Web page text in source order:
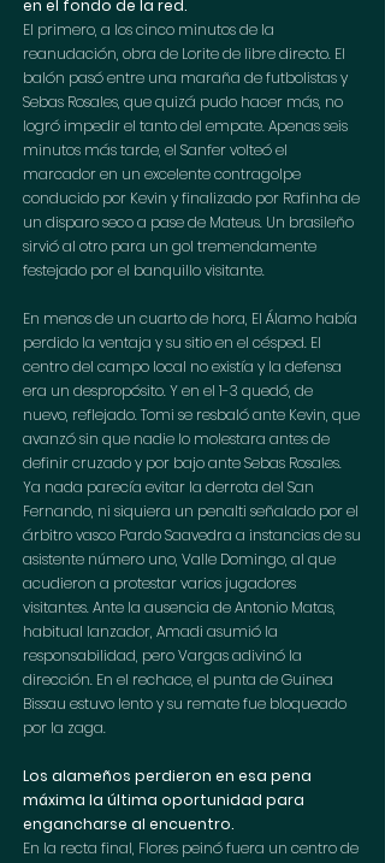
en el fondo de la red.
El primero, a los cinco minutos de la
reanudación, obra de Lorite de libre directo. El
balón pasó entre una maraña de futbolistas y
Sebas Rosales, que quizá pudo hacer más, no
logró impedir el tanto del empate. Apenas seis
minutos más tarde, el Sanfer volteó el
marcador en un excelente contragolpe
conducido por Kevin y finalizado por Rafinha de
un disparo seco a pase de Mateus. Un brasileño
sirvió al otro para un gol tremendamente
festejado por el banquillo visitante.
En menos de un cuarto de hora, El Álamo había
perdido la ventaja y su sitio en el césped. El
centro del campo local no existía y la defensa
era un despropósito. Y en el 1-3 quedó, de
nuevo, reflejado. Tomi se resbaló ante Kevin, que
avanzó sin que nadie lo molestara antes de
definir cruzado y por bajo ante Sebas Rosales.
Ya nada parecía evitar la derrota del San
Fernando, ni siquiera un penalti señalado por el
árbitro vasco Pardo Saavedra a instancias de su
asistente número uno, Valle Domingo, al que
acudieron a protestar varios jugadores
visitantes. Ante la ausencia de Antonio Matas,
habitual lanzador, Amadi asumió la
responsabilidad, pero Vargas adivinó la
dirección. En el rechace, el punta de Guinea
Bissau estuvo lento y su remate fue bloqueado
por la zaga.
Los alameños perdieron en esa pena
máxima la última oportunidad para
engancharse al encuentro.
En la recta final, Flores peinó fuera un centro de